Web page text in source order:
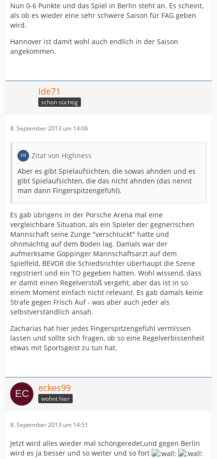
Nun 0-6 Punkte und das Spiel in Berlin steht an. Es scheint,
als ob es wieder eine sehr schwere Saison für FAG geben
wird.
Hannover ist damit wohl auch endlich in der Saison
angekommen.
Ide71
schon süchtig
8. September 2013 um 14:06
Zitat von Highness
Aber es gibt Spielaufsichten, die sowas ahnden und es
gibt Spielaufsichten, die das nicht ahnden (das nennt
man dann Fingerspitzengefühl).
Es gab übrigens in der Porsche Arena mal eine
vergleichbare Situation, als ein Spieler der gegnerischen
Mannschaft seine Zunge "verschluckt" hatte und
ohnmächtig auf dem Boden lag. Damals war der
aufmerksame Göppinger Mannschaftsarzt auf dem
Spielfeld, BEVOR die Schiedsrichter überhaupt die Szene
registriert und ein TO gegeben hatten. Wohl wissend, dass
er damit einen Regelverstoß vergeht, aber das ist in so
einem Moment einfach nicht relevant. Es gab damals keine
Strafe gegen Frisch Auf - was aber auch jeder als
selbstverständlich ansah.
Zacharias hat hier jedes Fingerspitzengefühl vermissen
lassen und sollte sich fragen, ob so eine Regelverbissenheit
etwas mit Sportsgeist zu tun hat.
eckes99
wohnt hier
8. September 2013 um 14:51
Jetzt wird alles wieder mal schöngeredet,und gegen Berlin
wird es ja besser und so weiter und so fort